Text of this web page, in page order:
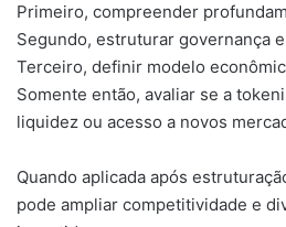
Primeiro, compreender
Segundo, estruturar governança
Terceiro, definir modelo
Somente então, avaliar se a
liquidez ou acesso a novos
Quando aplicada após
pode ampliar competitividade e